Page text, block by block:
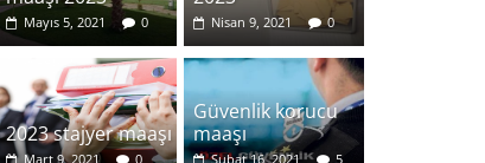
Mayıs 5, 2021 0 Nisan 9, 2021 0
2023 stajyer maaşı
Mart 9, 2021 0
Güvenlik korucu
maaşı
Şubat 16, 2021 5